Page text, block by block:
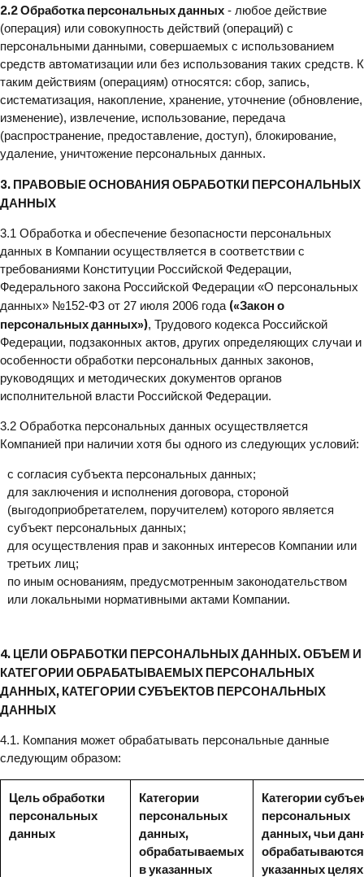
2.2 Обработка персональных данных - любое действие
(операция) или совокупность действий (операций) с
персональными данными, совершаемых с использованием
средств автоматизации или без использования таких средств. К
таким действиям (операциям) относятся: сбор, запись,
систематизация, накопление, хранение, уточнение (обновление,
изменение), извлечение, использование, передача
(распространение, предоставление, доступ), блокирование,
удаление, уничтожение персональных данных.
3. ПРАВОВЫЕ ОСНОВАНИЯ ОБРАБОТКИ ПЕРСОНАЛЬНЫХ
ДАННЫХ
3.1 Обработка и обеспечение безопасности персональных
данных в Компании осуществляется в соответствии с
требованиями Конституции Российской Федерации,
Федерального закона Российской Федерации «О персональных
данных» №152-ФЗ от 27 июля 2006 года («Закон о
персональных данных»), Трудового кодекса Российской
Федерации, подзаконных актов, других определяющих случаи и
особенности обработки персональных данных законов,
руководящих и методических документов органов
исполнительной власти Российской Федерации.
3.2 Обработка персональных данных осуществляется
Компанией при наличии хотя бы одного из следующих условий:
с согласия субъекта персональных данных;
для заключения и исполнения договора, стороной
(выгодоприобретателем, поручителем) которого является
субъект персональных данных;
для осуществления прав и законных интересов Компании или
третьих лиц;
по иным основаниям, предусмотренным законодательством
или локальными нормативными актами Компании.
4. ЦЕЛИ ОБРАБОТКИ ПЕРСОНАЛЬНЫХ ДАННЫХ. ОБЪЕМ И
КАТЕГОРИИ ОБРАБАТЫВАЕМЫХ ПЕРСОНАЛЬНЫХ
ДАННЫХ, КАТЕГОРИИ СУБЪЕКТОВ ПЕРСОНАЛЬНЫХ
ДАННЫХ
4.1. Компания может обрабатывать персональные данные
следующим образом:
Цель обработки
персональных
данных
Категории
персональных
данных,
обрабатываемых
в указанных
Категории
персональных
данных, чьи
указанных целях